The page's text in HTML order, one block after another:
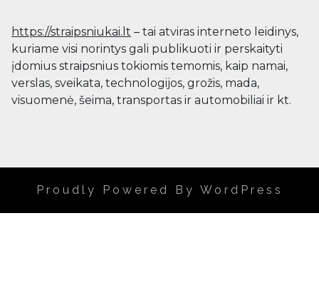
https://straipsniukai.lt – tai atviras interneto leidinys,
kuriame visi norintys gali publikuoti ir perskaityti
įdomius straipsnius tokiomis temomis, kaip namai,
verslas, sveikata, technologijos, grožis, mada,
visuomenė, šeima, transportas ir automobiliai ir kt.
Proudly Powered By WordPress